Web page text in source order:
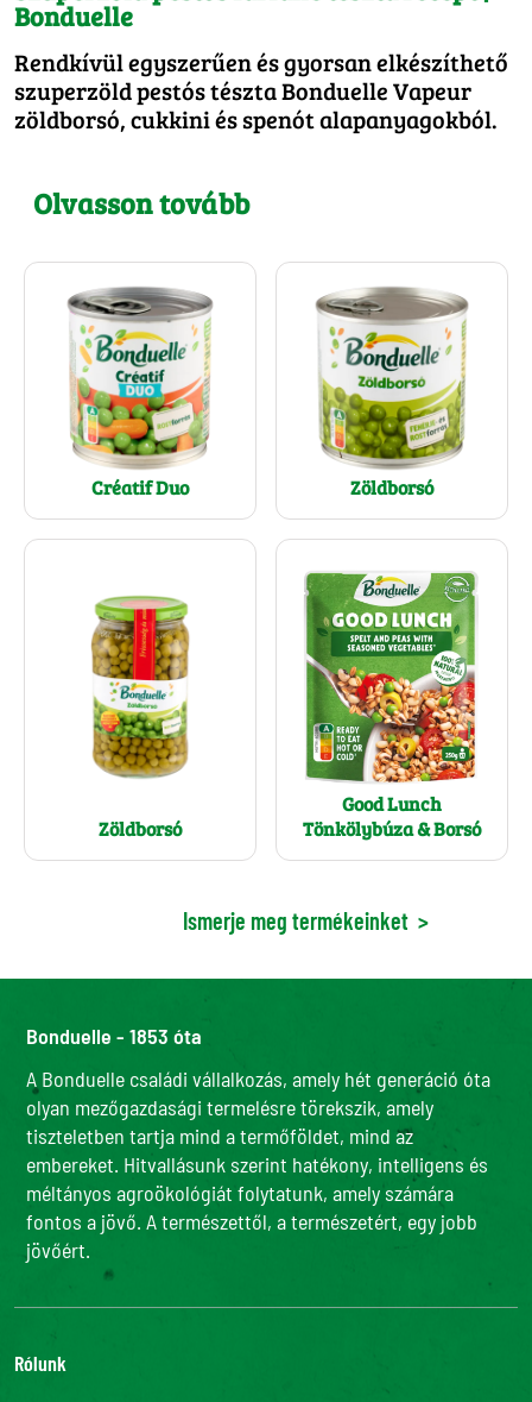
Bonduelle
Rendkívül egyszerűen és gyorsan elkészíthető
szuperzöld pestós tészta Bonduelle Vapeur
zöldborsó, cukkini és spenót alapanyagokból.
Olvasson tovább
Créatif Duo Zöldborsó
Zöldborsó
Good Lunch
Tönkölybúza & Borsó
Ismerje meg termékeinket >
Bonduelle - 1853 óta
A Bonduelle családi vállalkozás, amely hét generáció óta
olyan mezőgazdasági termelésre törekszik, amely
tiszteletben tartja mind a termőföldet, mind az
embereket. Hitvallásunk szerint hatékony, intelligens és
méltányos agroökológiát folytatunk, amely számára
fontos a jövő. A természettől, a természetért, egy jobb
jövőért.
Rólunk